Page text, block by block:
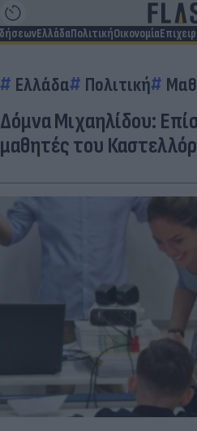
ΕλλάδαΠολιτικήΟικονομία
Ελλάδα Πολιτική
Δόμνα Μιχαηλίδου:
μαθητές του